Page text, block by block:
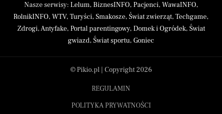
Nasze serwisy: Lelum, BiznesINFO, Pacjenci, WawaINFO,
RolnikINFO, WTV, Turyści, Smakosze, Świat zwierząt, Techgame,
Zdrogi,Antyfake, Portal parentingowy, Domek i Ogródek, Świat
gwiazd, Świat sportu, Goniec
© Pikio.pl | Copyright 2026
REGULAMIN
POLITYKA PRYWATNOŚCI